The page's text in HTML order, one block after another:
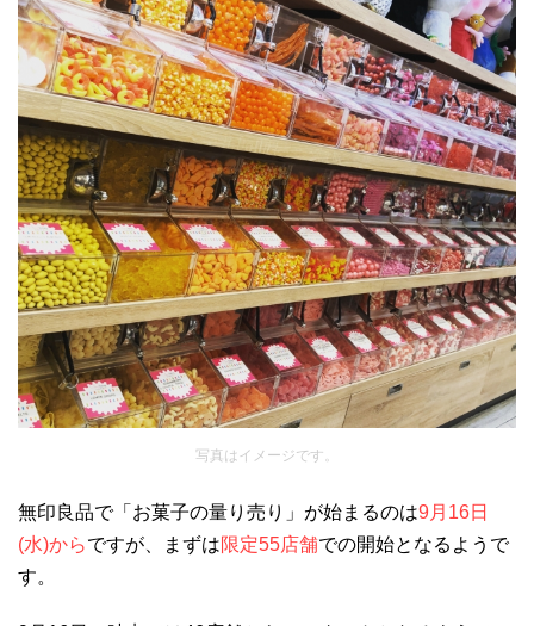
写真はイメージです。
無印良品で「お菓子の量り売り」が始まるのは9月16日
(水)からですが、まずは限定55店舗での開始となるようで
す。